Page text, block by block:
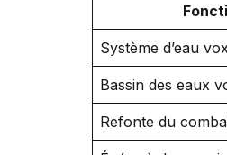
Système d’eau
Bassin des eaux
Refonte du